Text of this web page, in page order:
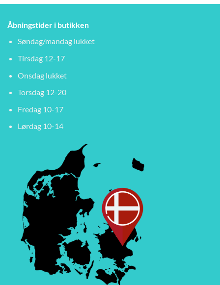
Åbningstider i butikken
Søndag/mandag lukket
Tirsdag 12-17
Onsdag lukket
Torsdag 12-20
Fredag 10-17
Lørdag 10-14